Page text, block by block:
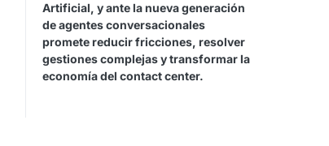
Artificial, y ante la nueva generación
de agentes conversacionales
promete reducir fricciones, resolver
gestiones complejas y transformar la
economía del contact center.